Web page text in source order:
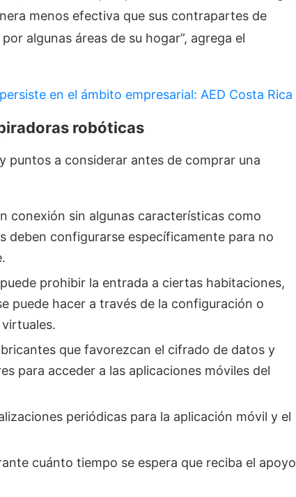
menos efectiva que sus contrapartes de
algunas áreas de su hogar”, agrega el
en el ámbito empresarial: AED Costa Rica
robóticas
puntos a considerar antes de comprar una
conexión sin algunas características como
configurarse específicamente para no
prohibir la entrada a ciertas habitaciones,
puede hacer a través de la configuración o
que favorezcan el cifrado de datos y
para acceder a las aplicaciones móviles del
periódicas para la aplicación móvil y el
cuánto tiempo se espera que reciba el apoyo